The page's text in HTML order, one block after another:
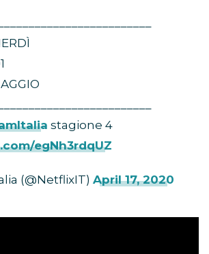
stagione 4
egNh3rdqUZ
(@NetflixIT) April 17, 2020